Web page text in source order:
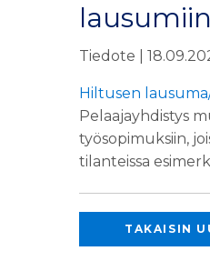
Tiedote |
Hiltusen
Pelaajayhdistys
työsopimuksiin,
tilanteissa
TAKAISIN